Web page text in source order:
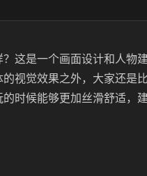
这是一个画面设计和人物
视觉效果之外，大家还是
时候能够更加丝滑舒适，